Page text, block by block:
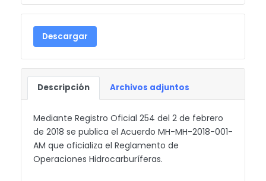
Descargar
Descripción Archivos adjuntos
Mediante Registro Oficial 254 del 2 de febrero
de 2018 se publica el Acuerdo MH-MH-2018-001-
AM que oficializa el Reglamento de
Operaciones Hidrocarburíferas.